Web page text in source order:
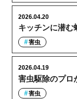
キッチンに潜む
2026.04.20
害虫
害虫駆除のプロ
2026.04.19
害虫